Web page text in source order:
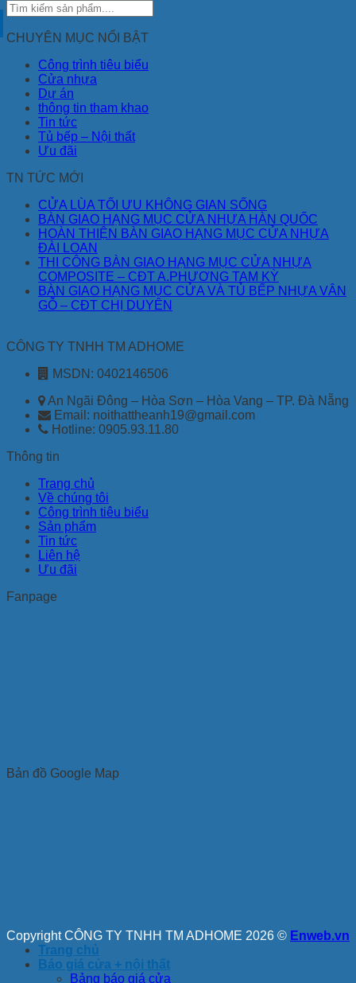
CHUYÊN MỤC NỔI BẬT
Công trình tiêu biểu
Cửa nhựa
Dự án
thông tin tham khao
Tin tức
Tủ bếp – Nội thất
Ưu đãi
TN TỨC MỚI
CỬA LÙA TỐI ƯU KHÔNG GIAN SỐNG
BÀN GIAO HẠNG MỤC CỬA NHỰA HÀN QUỐC
HOÀN THIỆN BÀN GIAO HẠNG MỤC CỬA NHỰA
ĐÀI LOAN
THI CÔNG BÀN GIAO HẠNG MỤC CỬA NHỰA
COMPOSITE – CĐT A.PHƯƠNG TAM KỲ
BÀN GIAO HẠNG MỤC CỬA VÀ TỦ BẾP NHỰA VÂN
GỖ – CĐT CHỊ DUYÊN
CÔNG TY TNHH TM ADHOME
MSDN: 0402146506
An Ngãi Đông – Hòa Sơn – Hòa Vang – TP. Đà Nẵng
Email: noithattheanh19@gmail.com
Hotline: 0905.93.11.80
Thông tin
Trang chủ
Về chúng tôi
Công trình tiêu biểu
Sản phẩm
Tin tức
Liên hệ
Ưu đãi
Fanpage
Bản đồ Google Map
Copyright CÔNG TY TNHH TM ADHOME 2026 © Enweb.vn
Trang chủ
Báo giá cửa + nội thất
Bảng báo giá cửa